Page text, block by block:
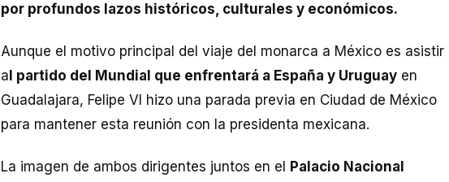
por profundos lazos históricos, culturales y económicos.
Aunque el motivo principal del viaje del monarca a México es asistir
a l partido del Mundial que enfrentará a España y Uruguay en
Guadalajara, Felipe VI hizo una parada previa en Ciudad de México
para mantener esta reunión con la presidenta mexicana.
La imagen de ambos dirigentes juntos en el
Palacio Nacional